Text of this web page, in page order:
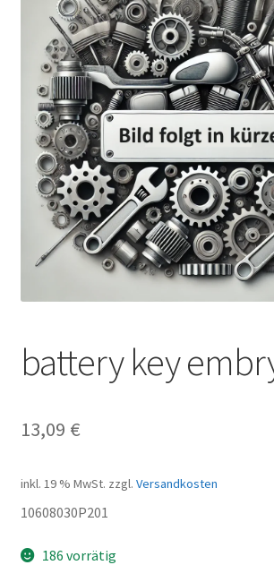
battery key
13,09 €
inkl. 19 % MwSt. zzgl. Versandkosten
10608030P201
186 vorrätig